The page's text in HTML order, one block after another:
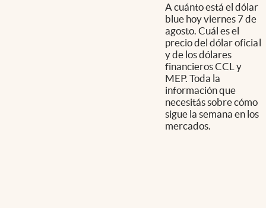
A cuánto está el dólar
blue hoy viernes 7 de
agosto. Cuál es el
precio del dólar oficial
y de los dólares
financieros CCL y
MEP. Toda la
información que
necesitás sobre cómo
sigue la semana en los
mercados.